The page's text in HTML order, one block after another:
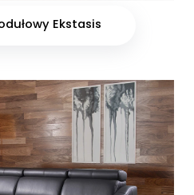
Ekstasis